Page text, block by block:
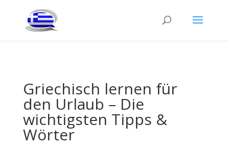
Griechisch lernen für
den Urlaub – Die
wichtigsten Tipps &
Wörter